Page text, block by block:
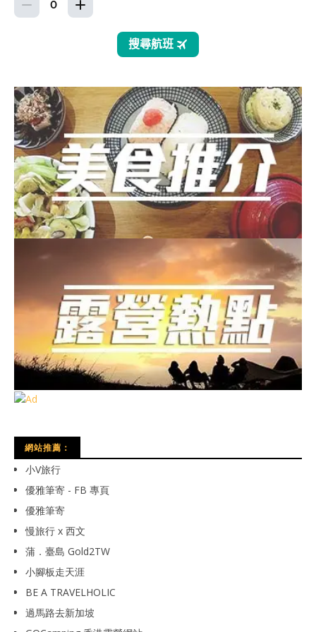
網站推薦：
小V旅行
優雅筆寄 - FB 專頁
優雅筆寄
慢旅行 x 西文
蒲．臺島 Gold2TW
小腳板走天涯
BE A TRAVELHOLIC
過馬路去新加坡